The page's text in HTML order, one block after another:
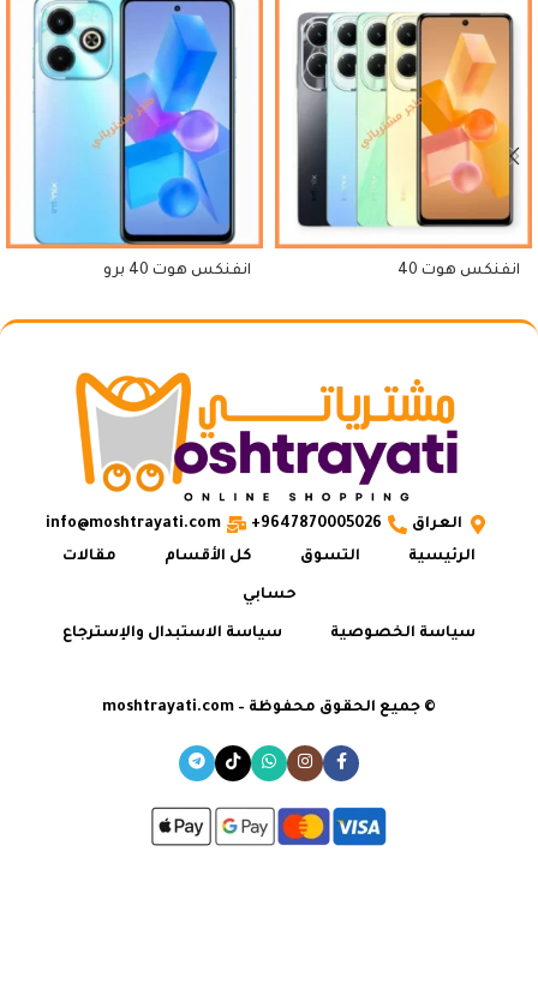
انفنكس هوت 40 انفنكس هوت 40 برو
العراق 9647870005026+
info@moshtrayati.com
الرئيسية
التسوق كل الأقسام مقالات
حسابي
سياسة الخصوصية سياسة الاستبدال والإسترجاع
© جميع الحقوق محفوظة – moshtrayati.com